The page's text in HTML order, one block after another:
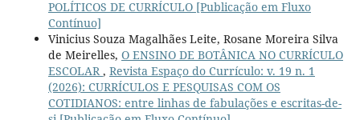
POLÍTICOS DE CURRÍCULO [Publicação em Fluxo
Contínuo]
Vinicius Souza Magalhães Leite, Rosane Moreira Silva
de Meirelles, O ENSINO DE BOTÂNICA NO CURRÍCULO
ESCOLAR, Revista Espaço do Currículo: v. 19 n. 1
(2026): CURRÍCULOS E PESQUISAS COM OS
COTIDIANOS: entre linhas de fabulações e escritas-de-